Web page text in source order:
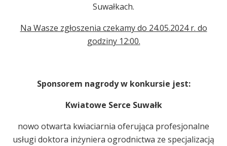
Suwałkach.
Na Wasze zgłoszenia czekamy do 24.05.2024 r. do
godziny 12:00.
Sponsorem nagrody w konkursie jest:
Kwiatowe Serce Suwałk
nowo otwarta kwiaciarnia oferująca profesjonalne
usługi doktora inżyniera ogrodnictwa ze specjalizacją